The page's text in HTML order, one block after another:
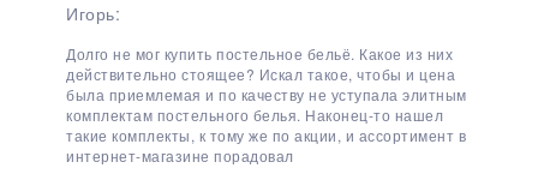
Игорь:
Долго не мог купить постельное бельё. Какое из них
действительно стоящее? Искал такое, чтобы и цена
была приемлемая и по качеству не уступала элитным
комплектам постельного белья. Наконец-то нашел
такие комплекты, к тому же по акции, и ассортимент в
интернет-магазине порадовал